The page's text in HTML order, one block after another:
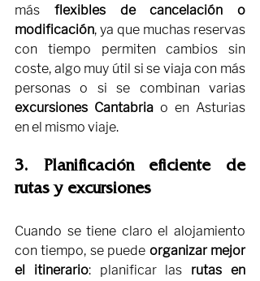
más flexibles de cancelación o
modificación, ya que muchas reservas
con tiempo permiten cambios sin
coste, algo muy útil si se viaja con más
excursiones Cantabria o en Asturias
en el mismo viaje.
3. Planificación eficiente de
rutas y excursiones
Cuando se tiene claro el alojamiento
con tiempo, se puede organizar mejor
el itinerario: planificar las rutas en